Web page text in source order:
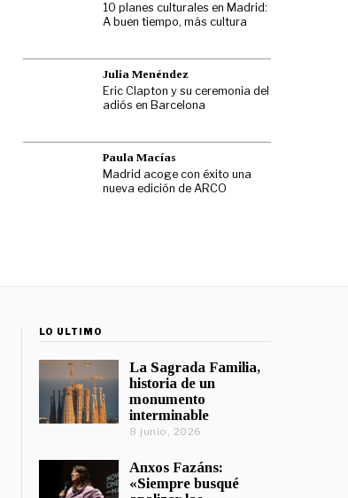
10 planes culturales en Madrid:
A buen tiempo, más cultura
Julia Menéndez
Eric Clapton y su ceremonia del
adiós en Barcelona
Paula Macías
Madrid acoge con éxito una
nueva edición de ARCO
LO ÚLTIMO
La Sagrada Familia,
historia de un
monumento
interminable
8 junio, 2026
Anxos Fazáns:
«Siempre busqué